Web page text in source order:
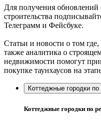
Для получения обновлений
строительства
Телеграмм и Фейсбуке.
Статьи и новости о том где,
также аналитика о
недвижимости помогут
покупке таунхаусов на
Коттеджные городки по
Коттеджные городки по